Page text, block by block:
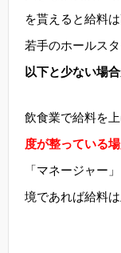
を貰えると給料
若手のホールスタ
以下と少ない場合
飲食業で給料を
度が整っている
「マネージャー
境であれば給料